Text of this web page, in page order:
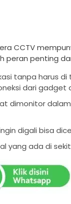
CCTV
peran penting
tanpa harus di
dari
dimonitor
digali bisa
yang ada di